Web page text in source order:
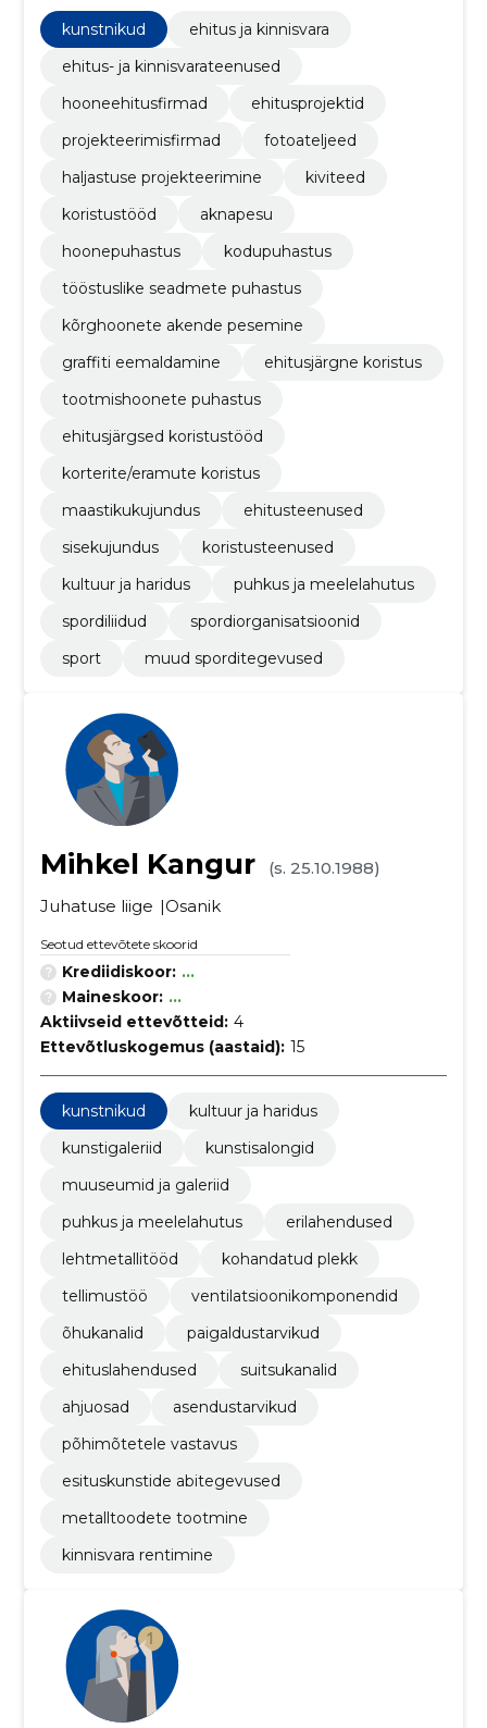
kunstnikud
ehitus ja kinnisvara
ehitus- ja kinnisvarateenused
hooneehitusfirmad
ehitusprojektid
projekteerimisfirmad
fotoateljeed
haljastuse projekteerimine
kiviteed
koristustööd
aknapesu
hoonepuhastus
kodupuhastus
tööstuslike seadmete puhastus
kõrghoonete akende pesemine
graffiti eemaldamine
ehitusjärgne koristus
tootmishoonete puhastus
ehitusjärgsed koristustööd
korterite/eramute koristus
maastikukujundus
ehitusteenused
sisekujundus
koristusteenused
kultuur ja haridus
puhkus ja meelelahutus
spordiliidud
spordiorganisatsioonid
sport
muud sporditegevused
Mihkel Kangur
(s. 25.10.1988)
Juhatuse liige
Osanik
Seotud ettevõtete skoorid
Krediidiskoor: ...
Maineskoor: ...
Aktiivseid ettevõtteid: 4
Ettevõtluskogemus (aastaid): 15
kunstnikud
kultuur ja haridus
kunstigaleriid
kunstisalongid
muuseumid ja galeriid
puhkus ja meelelahutus
erilahendused
lehtmetallitööd
kohandatud plekk
tellimustöö
ventilatsioonikomponendid
õhukanalid
paigaldustarvikud
ehituslahendused
suitsukanalid
ahjuosad
asendustarvikud
põhimõtetele vastavus
esituskunstide abitegevused
metalltoodete tootmine
kinnisvara rentimine